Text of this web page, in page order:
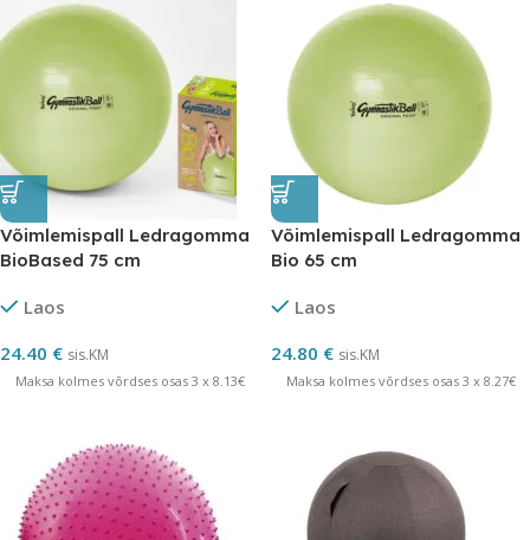
Võimlemispall Ledragomma
BioBased 75 cm
Laos
24.40 € sis.KM
Maksa kolmes võrdses osas 3 x 8.13€
Võimlemispall Ledragomma
Bio 65 cm
Laos
24.80 € sis.KM
Maksa kolmes võrdses osas 3 x 8.27€